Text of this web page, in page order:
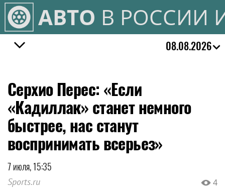
АВТО В РОССИИ
08.08.2026
Серхио Перес: «Если
«Кадиллак» станет немного
быстрее, нас станут
воспринимать всерьез»
7 июля, 15:35
Sports.ru 4